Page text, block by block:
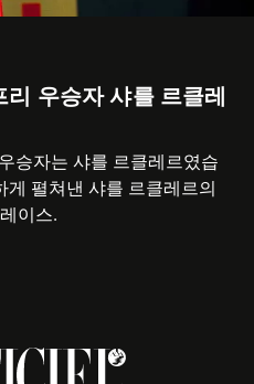
우승자 샤를 르클레
승자는 샤를 르클레르였습
게 펼쳐낸 샤를 르클레르의
이스.